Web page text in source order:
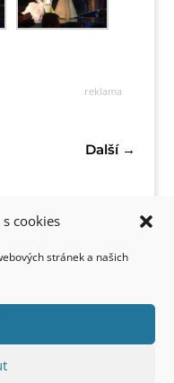
cookies
stránek a našich
reklama
Další→